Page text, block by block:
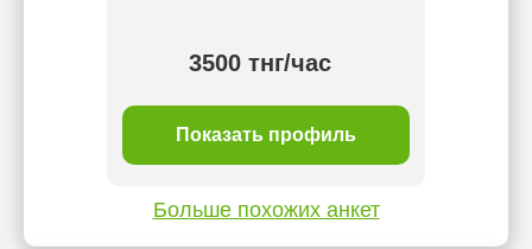
3500 тнг/час
Показать профиль
Больше похожих анкет